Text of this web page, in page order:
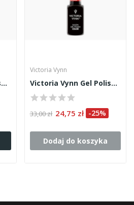
Victoria Vynn Gel Polish 061
Victoria Vynn
Victoria Vynn Gel Polish 039
33,00 zł 24,75 zł -25%
Dodaj do koszyka